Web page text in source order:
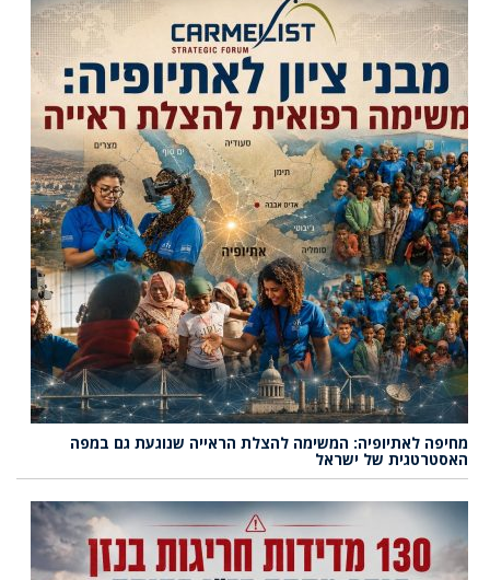
מחיפה לאתיופיה: המשימה להצלת הראייה שנוגעת גם במפה
האסטרטגית של ישראל